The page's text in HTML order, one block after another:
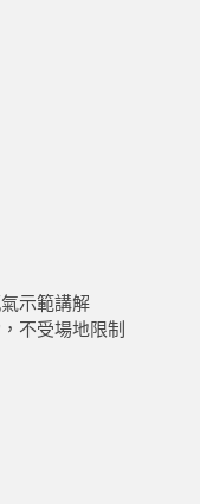
示範講解
不受場地限制